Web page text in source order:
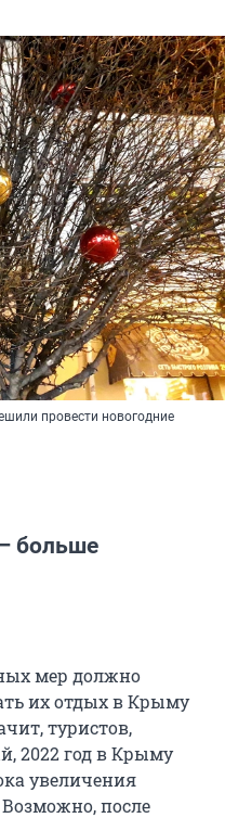
провести новогодние
больше
мер должно
их отдых в Крыму
туристов,
2022 год в Крыму
увеличения
после